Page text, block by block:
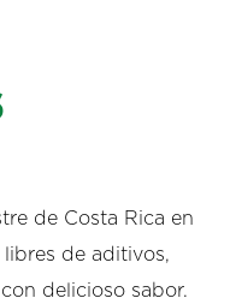
de Costa Rica en
libres de aditivos,
delicioso sabor.